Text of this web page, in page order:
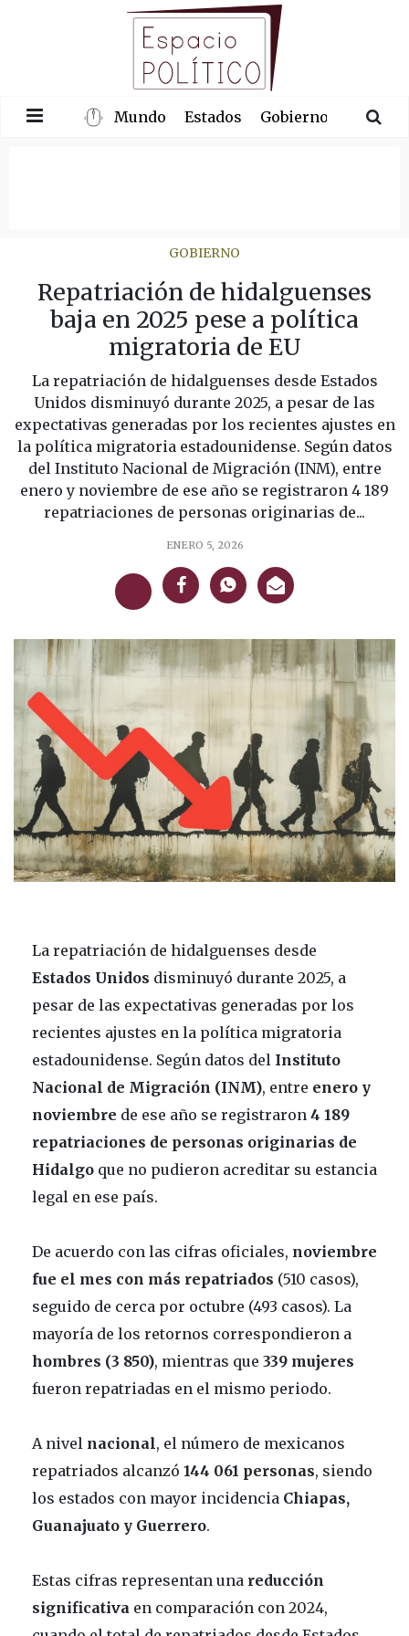
Mundo Estados Gobierno
GOBIERNO
Repatriación de hidalguenses
baja en 2025 pese a política
migratoria de EU
La repatriación de hidalguenses desde Estados
Unidos disminuyó durante 2025, a pesar de las
expectativas generadas por los recientes ajustes en
la política migratoria estadounidense. Según datos
del Instituto Nacional de Migración (INM), entre
enero y noviembre de ese año se registraron 4 189
repatriaciones de personas originarias de...
ENERO 5, 2026
La repatriación de hidalguenses desde
Estados Unidos disminuyó durante 2025, a
pesar de las expectativas generadas por los
recientes ajustes en la política migratoria
estadounidense. Según datos del Instituto
Nacional de Migración (INM), entre enero y
noviembre de ese año se registraron 4 189
repatriaciones de personas originarias de
Hidalgo que no pudieron acreditar su estancia
legal en ese país.
De acuerdo con las cifras oficiales, noviembre
fue el mes con más repatriados (510 casos),
seguido de cerca por octubre (493 casos). La
mayoría de los retornos correspondieron a
hombres (3 850), mientras que 339 mujeres
fueron repatriadas en el mismo periodo.
A nivel nacional, el número de mexicanos
repatriados alcanzó 144 061 personas, siendo
los estados con mayor incidencia Chiapas,
Guanajuato y Guerrero.
Estas cifras representan una reducción
significativa en comparación con 2024,